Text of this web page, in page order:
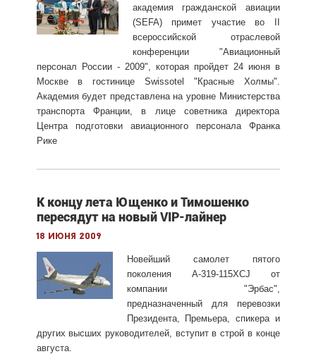
академия гражданской авиации
(SEFA) примет участие во II
всероссийской отраслевой
конференции "Авиационный
персонал России - 2009", которая пройдет 24 июня в
Москве в гостинице Swissotel "Красные Холмы".
Академия будет представлена на уровне Министерства
транспорта Франции, в лице советника директора
Центра подготовки авиационного персонала Франка
Рике
К концу лета Ющенко и Тимошенко
пересядут на новый VIP-лайнер
18 июня 2009
Новейший самолет пятого
поколения А-319-115XCJ от
компании "Эрбас",
предназначенный для перевозки
Президента, Премьера, спикера и
других высших руководителей, вступит в строй в конце
августа.